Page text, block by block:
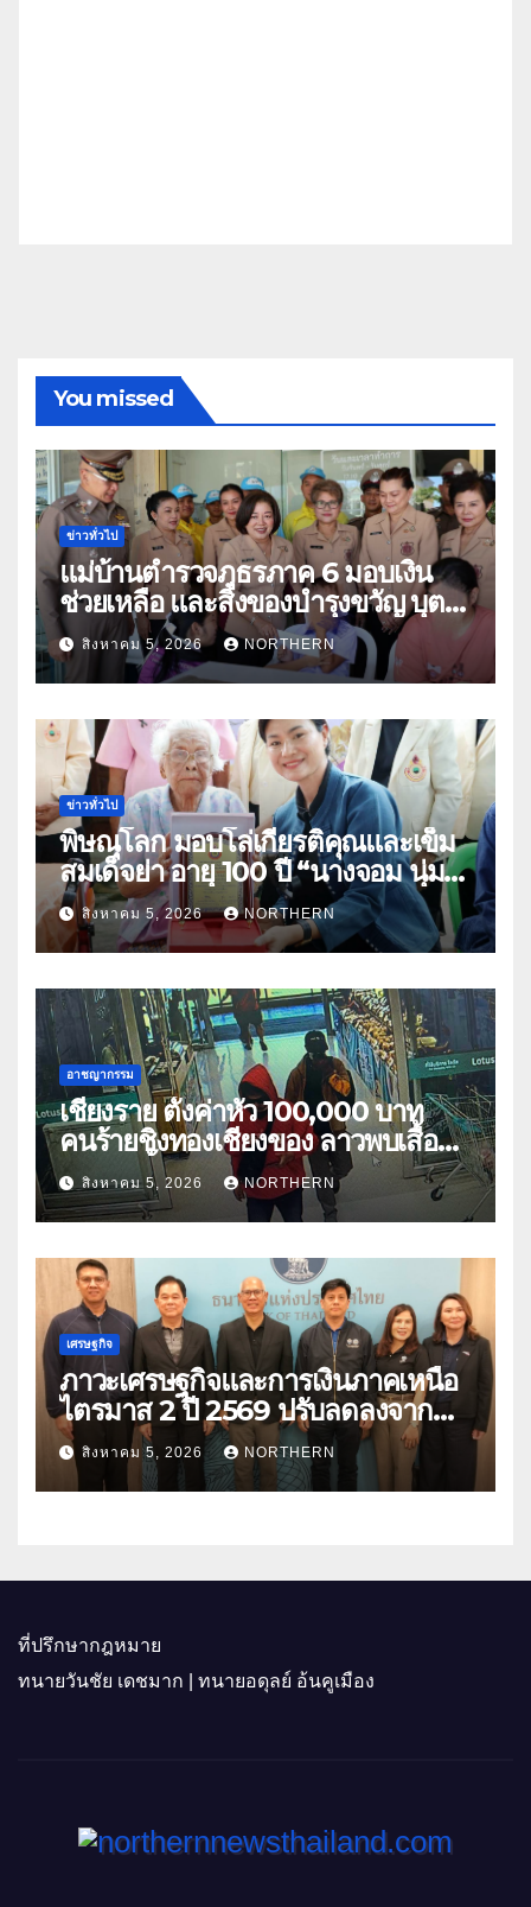
You missed
ข่าวทั่วไป
แม่บ้านตำรวจภูธรภาค 6 มอบเงิน
ช่วยเหลือ และสิ่งของบำรุงขวัญ บุตร-
ธิดา ข้าราชการตำรวจจังหวัด
อุทัยธานี
สิงหาคม 5, 2026 NORTHERN
ข่าวทั่วไป
พิษณุโลก มอบโล่เกียรติคุณและเข็ม
สมเด็จย่า อายุ 100 ปี “นางจอม นุ่ม
เนตร” ตำบลบ้านกร่าง อำเภอเมือง
สิงหาคม 5, 2026 NORTHERN
อาชญากรรม
เชียงราย ตั้งค่าหัว 100,000 บาท
คนร้ายชิงทองเชียงของ ลาวพบเสื้อผ้า
คนร้ายตั้งจุดตรวจตามเส้นทาง
สิงหาคม 5, 2026 NORTHERN
เศรษฐกิจ
ภาวะเศรษฐกิจและการเงินภาคเหนือ
ไตรมาส 2 ปี 2569 ปรับลดลงจาก
ราคาพลังงาน ค่าครองชีพ
สิงหาคม 5, 2026 NORTHERN
ที่ปรึกษากฎหมาย
ทนายวันชัย เดชมาก | ทนายอดุลย์ อ้นคูเมือง